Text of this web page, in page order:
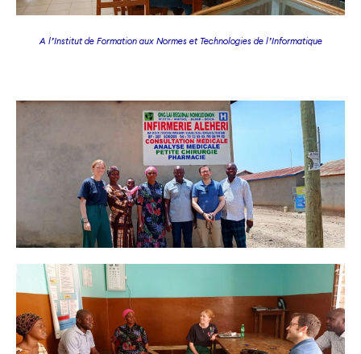
A l’Institut de Formation aux Normes et Technologies de l’Informatique